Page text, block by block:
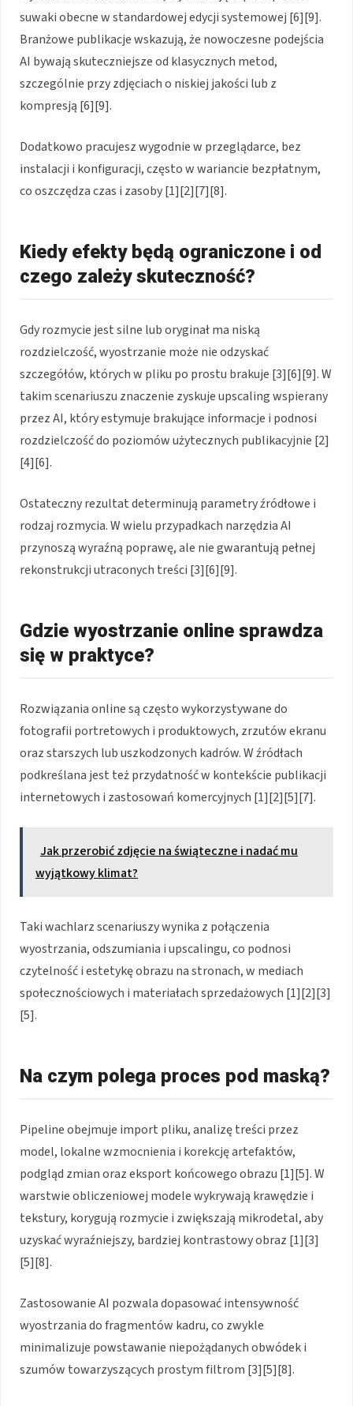
suwaki obecne w standardowej edycji systemowej [6][9].
Branżowe publikacje wskazują, że nowoczesne podejścia
AI bywają skuteczniejsze od klasycznych metod,
szczególnie przy zdjęciach o niskiej jakości lub z
kompresją [6][9].
Dodatkowo pracujesz wygodnie w przeglądarce, bez
instalacji i konfiguracji, często w wariancie bezpłatnym,
co oszczędza czas i zasoby [1][2][7][8].
Kiedy efekty będą ograniczone i od
czego zależy skuteczność?
Gdy rozmycie jest silne lub oryginał ma niską
rozdzielczość, wyostrzanie może nie odzyskać
szczegółów, których w pliku po prostu brakuje [3][6][9]. W
takim scenariuszu znaczenie zyskuje upscaling wspierany
przez AI, który estymuje brakujące informacje i podnosi
rozdzielczość do poziomów użytecznych publikacyjnie [2]
[4][6].
Ostateczny rezultat determinują parametry źródłowe i
rodzaj rozmycia. W wielu przypadkach narzędzia AI
przynoszą wyraźną poprawę, ale nie gwarantują pełnej
rekonstrukcji utraconych treści [3][6][9].
Gdzie wyostrzanie online sprawdza
się w praktyce?
Rozwiązania online są często wykorzystywane do
fotografii portretowych i produktowych, zrzutów ekranu
oraz starszych lub uszkodzonych kadrów. W źródłach
podkreślana jest też przydatność w kontekście publikacji
internetowych i zastosowań komercyjnych [1][2][5][7].
Jak przerobić zdjęcie na świąteczne i nadać mu
wyjątkowy klimat?
Taki wachlarz scenariuszy wynika z połączenia
wyostrzania, odszumiania i upscalingu, co podnosi
czytelność i estetykę obrazu na stronach, w mediach
społecznościowych i materiałach sprzedażowych [1][2][3]
[5].
Na czym polega proces pod maską?
Pipeline obejmuje import pliku, analizę treści przez
model, lokalne wzmocnienia i korekcję artefaktów,
podgląd zmian oraz eksport końcowego obrazu [1][5]. W
warstwie obliczeniowej modele wykrywają krawędzie i
tekstury, korygują rozmycie i zwiększają mikrodetal, aby
uzyskać wyraźniejszy, bardziej kontrastowy obraz [1][3]
[5][8].
Zastosowanie AI pozwala dopasować intensywność
wyostrzania do fragmentów kadru, co zwykle
minimalizuje powstawanie niepożądanych obwódek i
szumów towarzyszących prostym filtrom [3][5][8].